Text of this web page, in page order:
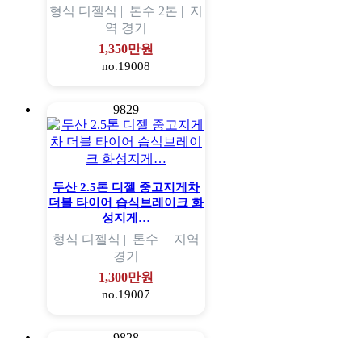
형식 디젤식 | 톤수 2톤 | 지
역 경기
1,350만원
no.19008
9829
두산 2.5톤 디젤 중고지게차
더블 타이어 습식브레이크 화
성지게…
형식 디젤식 | 톤수 | 지역
경기
1,300만원
no.19007